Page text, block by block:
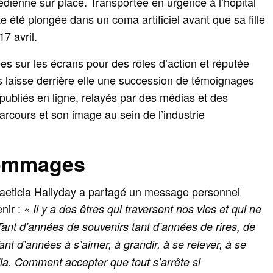
été plongée dans un coma artificiel avant que sa fille
avril.
sur les écrans pour des rôles d’action et réputée
derrière elle une succession de témoignages
en ligne, relayés par des médias et des
et son image au sein de l’industrie
Hallyday a partagé un message personnel
: « Il y a des êtres qui traversent nos vies et qui ne
d’années de souvenirs tant d’années de rires, de
d’années à s’aimer, à grandir, à se relever, à se
Comment accepter que tout s’arrête si